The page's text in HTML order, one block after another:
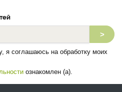
>
я соглашаюсь на обработку моих
ознакомлен (а).